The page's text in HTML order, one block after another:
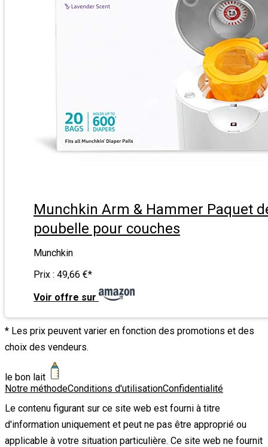
Munchkin Arm & Hammer Paquet
poubelle pour couches
Munchkin
Prix : 49,66 €*
Voir offre sur
* Les prix peuvent varier en fonction des promotions et des
choix des vendeurs.
le bon lait
Notre méthodeConditions d'utilisationConfidentialité
Le contenu figurant sur ce site web est fourni à titre
d'information uniquement et peut ne pas être approprié ou
applicable à votre situation particulière. Ce site web ne fournit